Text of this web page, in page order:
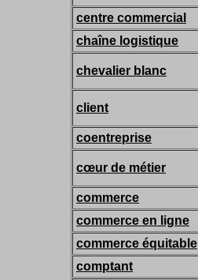
centre commercial
chaîne logistique
chevalier blanc
client
coentreprise
cœur de métier
commerce
commerce en ligne
commerce équitable
comptant